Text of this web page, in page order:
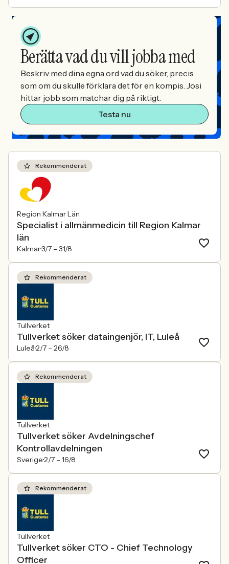
Berätta vad du vill jobba med
Beskriv med dina egna ord vad du söker, precis
som om du skulle förklara det för en kompis. Josi
hittar jobb som matchar dig på riktigt.
Testa nu
Rekommenderat
Region Kalmar Län
Specialist i allmänmedicin till Region Kalmar
län
Kalmar3/7 – 31/8
Rekommenderat
Tullverket
Tullverket söker dataingenjör, IT, Luleå
Luleå2/7 – 26/8
Rekommenderat
Tullverket
Tullverket söker Avdelningschef
Kontrollavdelningen
Sverige2/7 – 16/8
Rekommenderat
Tullverket
Tullverket söker CTO - Chief Technology
Officer